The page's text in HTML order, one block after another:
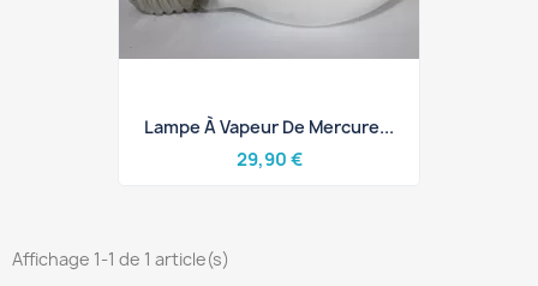
Lampe À Vapeur De Mercure...
29,90 €
Affichage 1-1 de 1 article(s)